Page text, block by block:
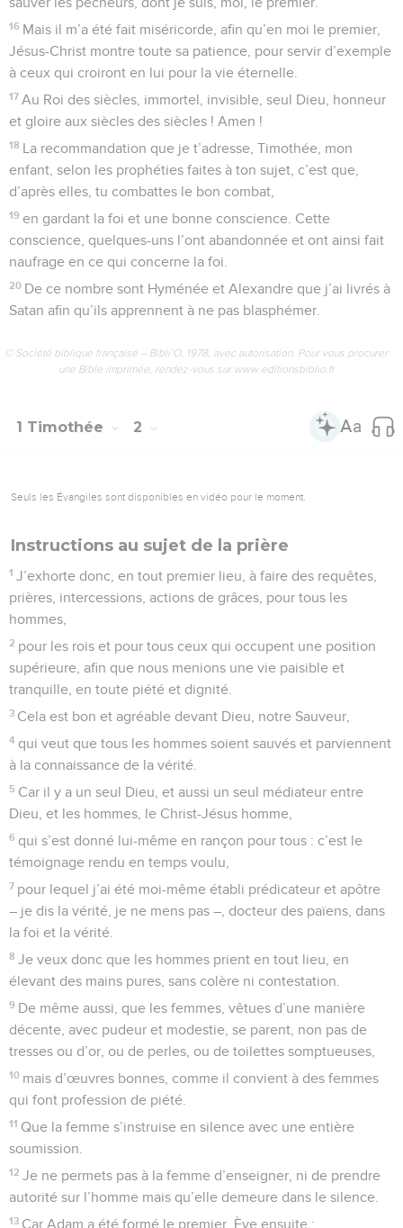
16 Mais il m’a été fait miséricorde, afin qu’en moi le premier,
Jésus-Christ montre toute sa patience, pour servir d’exemple
à ceux qui croiront en lui pour la vie éternelle.
17 Au Roi des siècles, immortel, invisible, seul Dieu, honneur
et gloire aux siècles des siècles ! Amen !
18 La recommandation que je t’adresse, Timothée, mon
enfant, selon les prophéties faites à ton sujet, c’est que,
d’après elles, tu combattes le bon combat,
19 en gardant la foi et une bonne conscience. Cette
conscience, quelques-uns l’ont abandonnée et ont ainsi fait
naufrage en ce qui concerne la foi.
20 De ce nombre sont Hyménée et Alexandre que j’ai livrés à
Satan afin qu’ils apprennent à ne pas blasphémer.
© Société biblique française – Bibli’O, 1978, avec autorisation. Pour vous procurer
une Bible imprimée, rendez-vous sur www.editionsbiblio.fr
1 Timothée 2
Seuls les Évangiles sont disponibles en vidéo pour le moment.
Instructions au sujet de la prière
1 J’exhorte donc, en tout premier lieu, à faire des requêtes,
prières, intercessions, actions de grâces, pour tous les
hommes,
2 pour les rois et pour tous ceux qui occupent une position
supérieure, afin que nous menions une vie paisible et
tranquille, en toute piété et dignité.
3 Cela est bon et agréable devant Dieu, notre Sauveur,
4 qui veut que tous les hommes soient sauvés et parviennent
à la connaissance de la vérité.
5 Car il y a un seul Dieu, et aussi un seul médiateur entre
Dieu, et les hommes, le Christ-Jésus homme,
6 qui s’est donné lui-même en rançon pour tous : c’est le
témoignage rendu en temps voulu,
7 pour lequel j’ai été moi-même établi prédicateur et apôtre
– je dis la vérité, je ne mens pas –, docteur des païens, dans
la foi et la vérité.
8 Je veux donc que les hommes prient en tout lieu, en
élevant des mains pures, sans colère ni contestation.
9 De même aussi, que les femmes, vêtues d’une manière
décente, avec pudeur et modestie, se parent, non pas de
tresses ou d’or, ou de perles, ou de toilettes somptueuses,
10 mais d’œuvres bonnes, comme il convient à des femmes
qui font profession de piété.
11 Que la femme s’instruise en silence avec une entière
soumission.
12 Je ne permets pas à la femme d’enseigner, ni de prendre
autorité sur l’homme mais qu’elle demeure dans le silence.
13 Car Adam a été formé le premier, Ève ensuite ;